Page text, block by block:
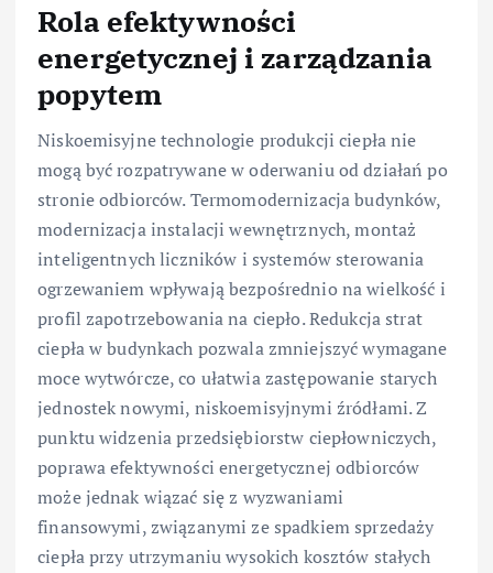
Rola efektywności
energetycznej i zarządzania
popytem
Niskoemisyjne technologie produkcji ciepła nie
mogą być rozpatrywane w oderwaniu od działań po
stronie odbiorców. Termomodernizacja budynków,
modernizacja instalacji wewnętrznych, montaż
inteligentnych liczników i systemów sterowania
ogrzewaniem wpływają bezpośrednio na wielkość i
profil zapotrzebowania na ciepło. Redukcja strat
ciepła w budynkach pozwala zmniejszyć wymagane
moce wytwórcze, co ułatwia zastępowanie starych
jednostek nowymi, niskoemisyjnymi źródłami. Z
punktu widzenia przedsiębiorstw ciepłowniczych,
poprawa efektywności energetycznej odbiorców
może jednak wiązać się z wyzwaniami
finansowymi, związanymi ze spadkiem sprzedaży
ciepła przy utrzymaniu wysokich kosztów stałych